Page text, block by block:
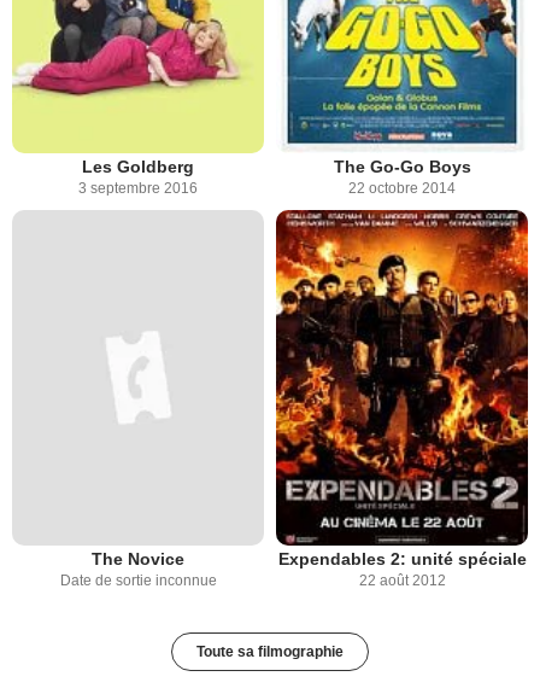
Les Goldberg
3 septembre 2016
The Go-Go Boys
22 octobre 2014
The Novice
Date de sortie inconnue
Expendables 2: unité spéciale
22 août 2012
Toute sa filmographie